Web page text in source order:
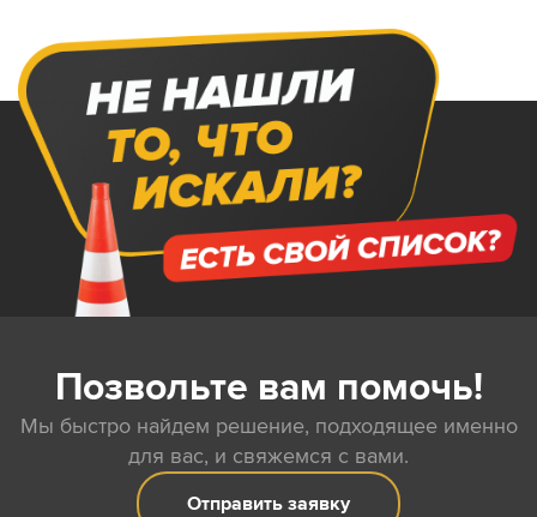
Позвольте вам помочь!
Мы быстро найдем решение, подходящее именно
для вас, и свяжемся с вами.
Отправить заявку